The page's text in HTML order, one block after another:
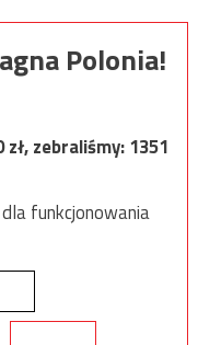
Polonia!
zł, zebraliśmy:1351
funkcjonowania